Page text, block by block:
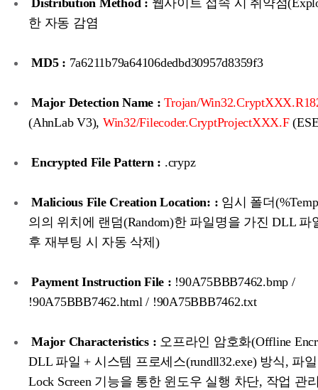
Distribution Method : 웹사이트 접속 시 취약점
한 자동 감염
MD5 : 7a6211b79a64106dedbd30957d8359f3
Major Detection Name : Trojan/
(AhnLab V3), Win32/Filecoder.CryptProjectXXX.F
Encrypted File Pattern : .crypz
Malicious File Creation Location: : 임시 폴더
의의 위치에 랜덤(Random)한 파일명을 가진 DLL 파
후 재부팅 시 자동 삭제)
Payment Instruction File : !90A75BBB7462.bmp /
!90A75BBB7462.html / !90A75BBB7462.txt
Major Characteristics : 오프라인 암호화(Offline
DLL 파일 + 시스템 프로세스(rundll32.exe) 방식, 파
Lock Screen 기능을 통한 윈도우 실행 차단, 작업 관